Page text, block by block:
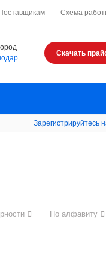
Поставщикам Схема
Скачать
Зарегистрируйтесь
По алфавиту